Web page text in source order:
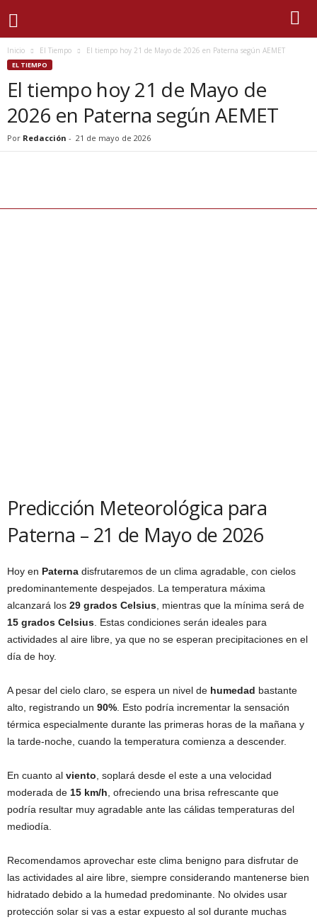
Inicio El Tiempo El tiempo hoy 21 de Mayo de 2026 en Paterna según AEMET
EL TIEMPO
El tiempo hoy 21 de Mayo de
2026 en Paterna según AEMET
Por Redacción - 21 de mayo de 2026
Predicción Meteorológica para
Paterna – 21 de Mayo de 2026
Hoy en Paterna disfrutaremos de un clima agradable, con cielos
predominantemente despejados. La temperatura máxima
alcanzará los 29 grados Celsius, mientras que la mínima será de
15 grados Celsius. Estas condiciones serán ideales para
actividades al aire libre, ya que no se esperan precipitaciones en el
día de hoy.
A pesar del cielo claro, se espera un nivel de humedad bastante
alto, registrando un 90%. Esto podría incrementar la sensación
térmica especialmente durante las primeras horas de la mañana y
la tarde-noche, cuando la temperatura comienza a descender.
En cuanto al viento, soplará desde el este a una velocidad
moderada de 15 km/h, ofreciendo una brisa refrescante que
podría resultar muy agradable ante las cálidas temperaturas del
mediodía.
Recomendamos aprovechar este clima benigno para disfrutar de
las actividades al aire libre, siempre considerando mantenerse bien
hidratado debido a la humedad predominante. No olvides usar
protección solar si vas a estar expuesto al sol durante muchas